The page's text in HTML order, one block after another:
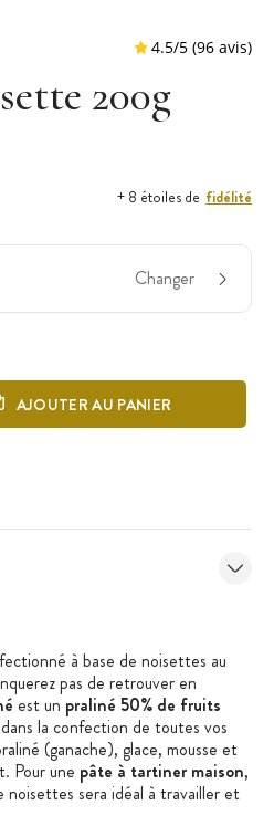
200g
+ 8 étoiles de fidélité
Changer
AJOUTER AU PANIER
à base de noisettes au
pas de retrouver en
est un praliné 50% de fruits
la confection de toutes vos
(ganache), glace, mousse et
Pour une pâte à tartiner maison,
noisettes sera idéal à travailler et